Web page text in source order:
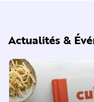
Actualités &